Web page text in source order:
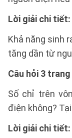
Lời giải chi tiết:
Khả năng sinh
tăng dần từ
Câu hỏi 3
Số chỉ trên
điện không?
Lời giải chi tiết: